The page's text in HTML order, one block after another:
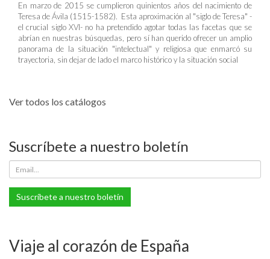
En marzo de 2015 se cumplieron quinientos años del nacimiento de
Teresa de Ávila (1515-1582). Esta aproximación al "siglo de Teresa" -
el crucial siglo XVI- no ha pretendido agotar todas las facetas que se
abrían en nuestras búsquedas, pero sí han querido ofrecer un amplio
panorama de la situación "intelectual" y religiosa que enmarcó su
trayectoria, sin dejar de lado el marco histórico y la situación social
Ver todos los catálogos
Suscríbete a nuestro boletín
Suscríbete a nuestro boletín
Viaje al corazón de España